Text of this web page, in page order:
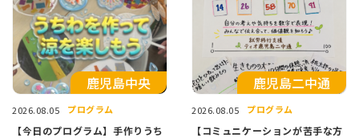
⿅児島中央
2026.08.05 プログラム
【今日のプログラム】手作りうち
鹿児島二中通
2026.08.05 プログラム
【コミュニケーションが苦手な方